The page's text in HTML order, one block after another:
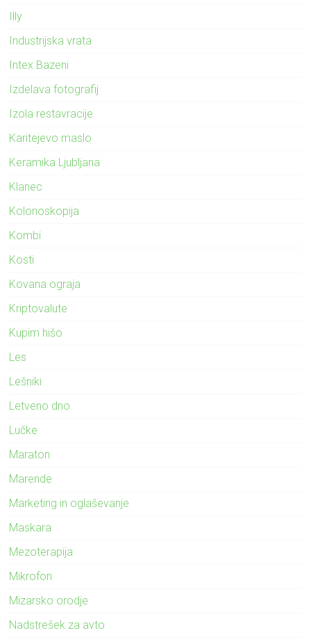
Illy
Industrijska vrata
Intex Bazeni
Izdelava fotografij
Izola restavracije
Karitejevo maslo
Keramika Ljubljana
Klanec
Kolonoskopija
Kombi
Kosti
Kovana ograja
Kriptovalute
Kupim hišo
Les
Lešniki
Letveno dno
Lučke
Maraton
Marende
Marketing in oglaševanje
Maskara
Mezoterapija
Mikrofon
Mizarsko orodje
Nadstrešek za avto